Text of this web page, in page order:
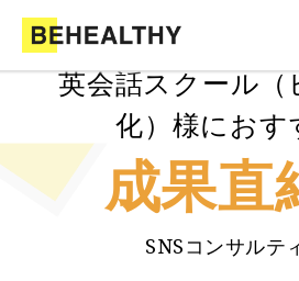
英会話スクール（
化）様におす
成果直
SNSコンサルテ